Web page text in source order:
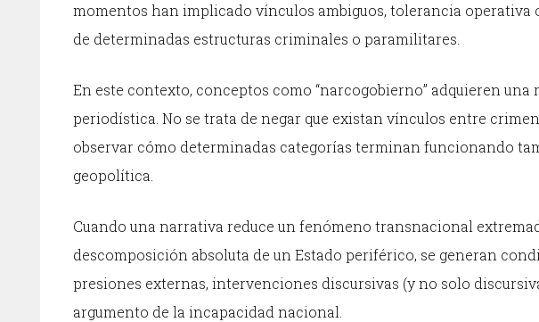
momentos han implicado vínculos ambiguos, tolerancia
de determinadas estructuras criminales o paramilitares.
En este contexto, conceptos como “narcogobierno” adquieren
periodística. No se trata de negar que existan vínculos entre
observar cómo determinadas categorías terminan funcionando
geopolítica.
Cuando una narrativa reduce un fenómeno transnacional
descomposición absoluta de un Estado periférico, se generan
presiones externas, intervenciones discursivas (y no solo
argumento de la incapacidad nacional.